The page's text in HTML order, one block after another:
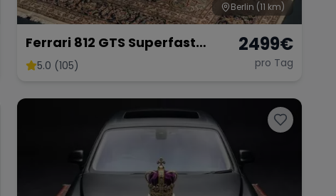
Berlin (11 km)
Ferrari 812 GTS Superfast
mieten 800 PS V12 Sportwagen
5.0 (105)
2499€
pro Tag